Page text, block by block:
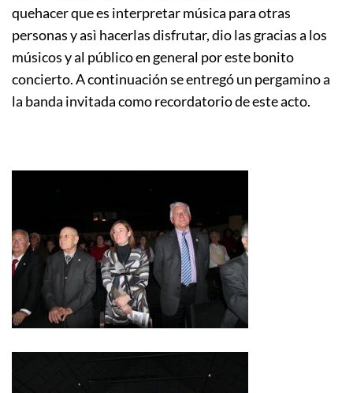
quehacer que es interpretar música para otras
personas y asì hacerlas disfrutar, dio las gracias a los
músicos y al público en general por este bonito
concierto. A continuación se entregó un pergamino a
la banda invitada como recordatorio de este acto.